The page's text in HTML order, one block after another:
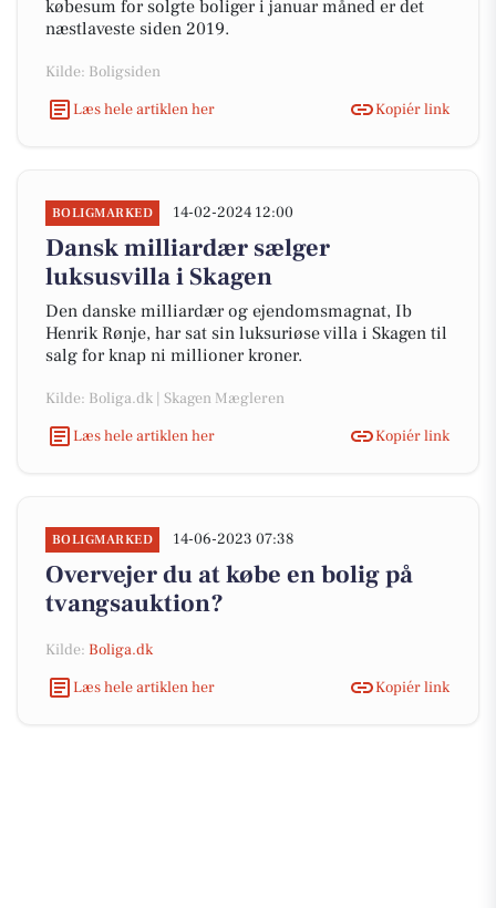
købesum for solgte boliger i januar måned er det
næstlaveste siden 2019.
Kilde: Boligsiden
Læs hele artiklen her
Kopiér link
BOLIGMARKED 14-02-2024 12:00
Dansk milliardær sælger
luksusvilla i Skagen
Den danske milliardær og ejendomsmagnat, Ib
Henrik Rønje, har sat sin luksuriøse villa i Skagen til
salg for knap ni millioner kroner.
Kilde: Boliga.dk | Skagen Mægleren
Læs hele artiklen her
Kopiér link
BOLIGMARKED 14-06-2023 07:38
Overvejer du at købe en bolig på
tvangsauktion?
Kilde: Boliga.dk
Læs hele artiklen her
Kopiér link